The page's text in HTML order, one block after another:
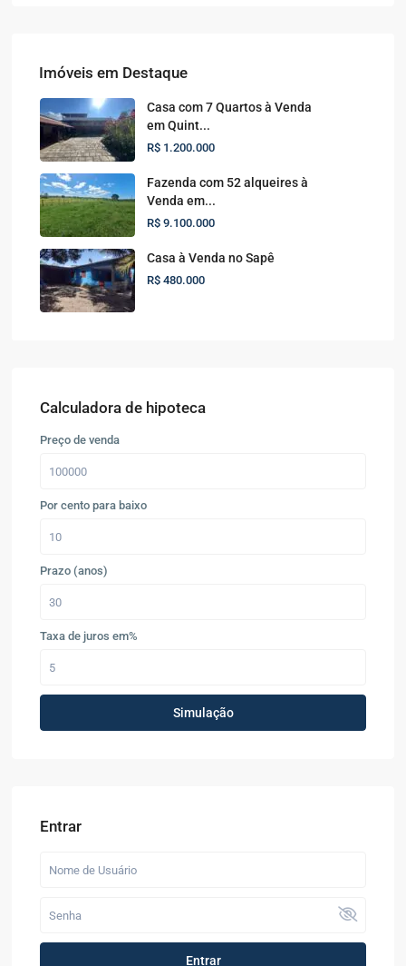
Imóveis em Destaque
Casa com 7 Quartos à Venda
em Quint...
R$ 1.200.000
Fazenda com 52 alqueires à
Venda em...
R$ 9.100.000
Casa à Venda no Sapê
R$ 480.000
Calculadora de hipoteca
Preço de venda
Por cento para baixo
Prazo (anos)
Taxa de juros em%
Simulação
Entrar
Entrar